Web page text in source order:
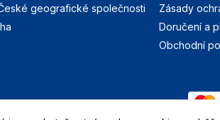
geografické společnosti
Zásady
Doručení a
Obchodní